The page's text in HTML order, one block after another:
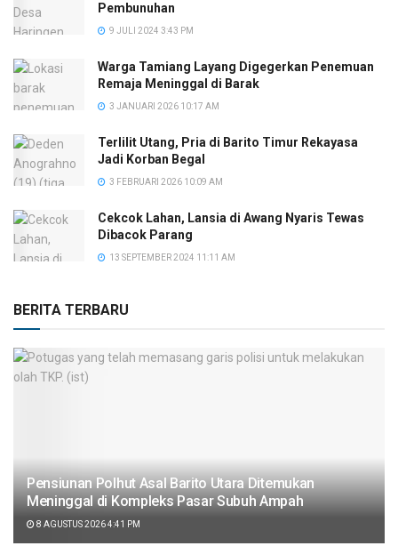
Pembunuhan
9 JULI 2024 3:43 PM
Warga Tamiang Layang Digegerkan Penemuan
Remaja Meninggal di Barak
3 JANUARI 2026 10:17 AM
Terlilit Utang, Pria di Barito Timur Rekayasa
Jadi Korban Begal
3 FEBRUARI 2026 10:09 AM
Cekcok Lahan, Lansia di Awang Nyaris Tewas
Dibacok Parang
13 SEPTEMBER 2024 11:11 AM
BERITA TERBARU
Pensiunan Polhut Asal Barito Utara Ditemukan
Meninggal di Kompleks Pasar Subuh Ampah
8 AGUSTUS 2026 4:41 PM